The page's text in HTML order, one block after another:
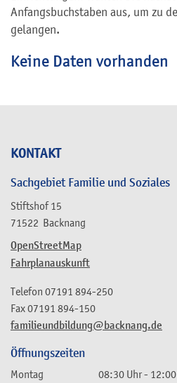
KONTAKT
Sachgebiet Familie und Soziales
Stiftshof 15
71522 Backnang
OpenStreetMap
Fahrplanauskunft
familieundbildung@backnang.de
Telefon 07191 894-250
Fax07191 894-150
Öffnungszeiten
Montag 08:30 Uhr-
Anfangsbuchstaben aus, um zu
gelangen.
Keine Daten vorhanden